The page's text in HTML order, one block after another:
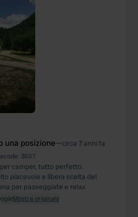
una posizione—circa 7 anni fa
3657
camper, tutto perfetto.
piacevole e libera scelta del
per passeggiate e relax
Mostra originale